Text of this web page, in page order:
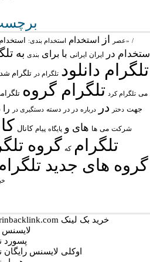
/ «عصر از استخدام استخدام بندی:
استخدام در ایران ایرانی با برای بندی به
تلگرام دانلود تلگرام در تلگرام شد
می تلگرام کرد تلگرام گروه
جهت دختر در درباره در در دسته دستگیری در را
شرکت می ها های و پایگاه پیام کانال
تلگرام که گروه
گروه های جدید
خرید بک لینک behtarinbacklink.com
لایسنس
پسورد
اوکلی لایسنس رایگان